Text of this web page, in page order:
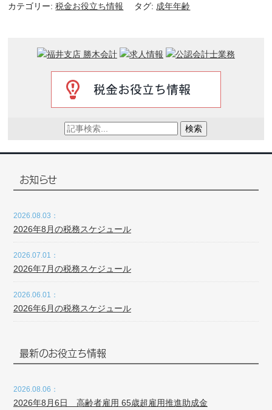
カテゴリー:税金お役立ち情報 タグ: 成年年齢
検索
お知らせ
2026.08.03：
2026年8月の税務スケジュール
2026.07.01：
2026年7月の税務スケジュール
2026.06.01：
2026年6月の税務スケジュール
最新のお役立ち情報
2026.08.06：
2026年8月6日 高齢者雇用 65歳超雇用推進助成金